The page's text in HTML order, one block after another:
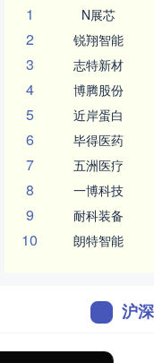
1
N展芯
2 锐翔智能
3 志特新材
4 博腾股份
5 近岸蛋白
6 毕得医药
7 五洲医疗
8 一博科技
9 耐科装备
10 朗特智能
沪